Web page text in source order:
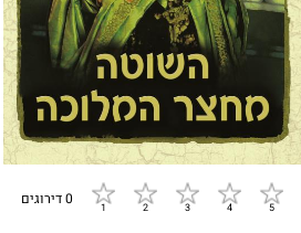
0 דירוגים